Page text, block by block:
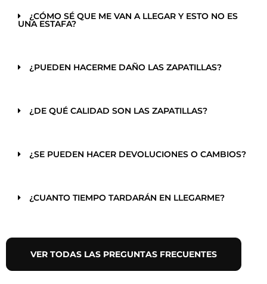
¿CÓMO SÉ QUE ME VAN A LLEGAR Y ESTO NO ES
UNA ESTAFA?
¿PUEDEN HACERME DAÑO LAS ZAPATILLAS?
¿DE QUÉ CALIDAD SON LAS ZAPATILLAS?
¿SE PUEDEN HACER DEVOLUCIONES O CAMBIOS?
¿CUANTO TIEMPO TARDARÁN EN LLEGARME?
VER TODAS LAS PREGUNTAS FRECUENTES